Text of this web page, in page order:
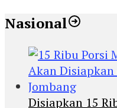
Nasional
Disiapkan 15